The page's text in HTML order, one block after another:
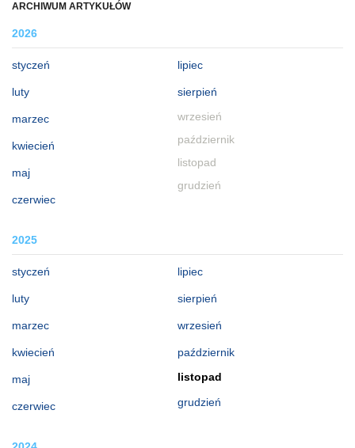
ARCHIWUM ARTYKUŁÓW
2026
styczeń
luty
marzec
kwiecień
maj
czerwiec
lipiec
sierpień
wrzesień
październik
listopad
grudzień
2025
styczeń
luty
marzec
kwiecień
maj
czerwiec
lipiec
sierpień
wrzesień
październik
listopad
grudzień